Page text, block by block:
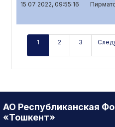
15 07 2022, 09:55:16
1 2 3
АО Республиканская
«Тошкент»